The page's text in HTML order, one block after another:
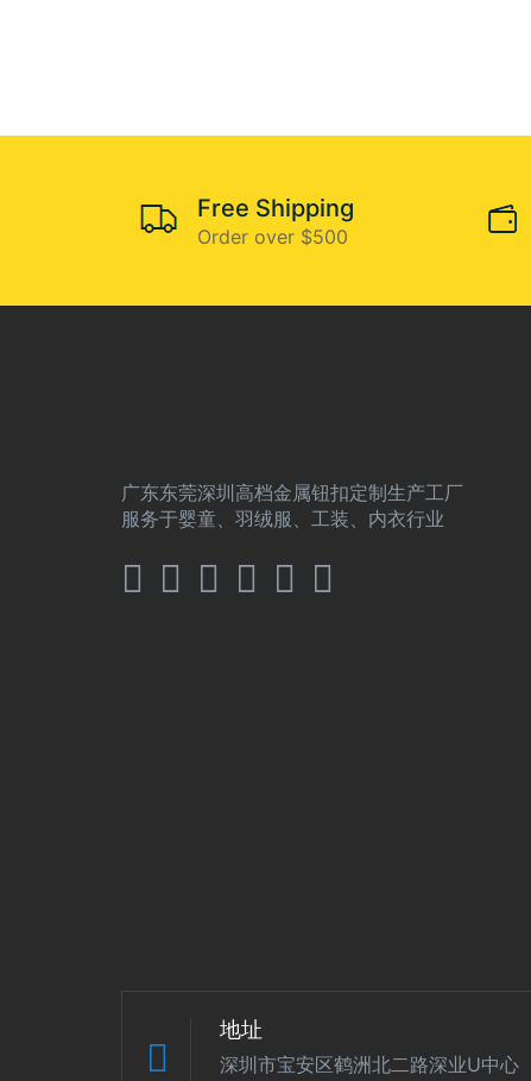
Free Shipping
Order over $500
广东东莞深圳高档金属钮扣定制生产工厂
服务于婴童、羽绒服、工装、内衣行业
地址
深圳市宝安区鹤洲北二路深业U中心